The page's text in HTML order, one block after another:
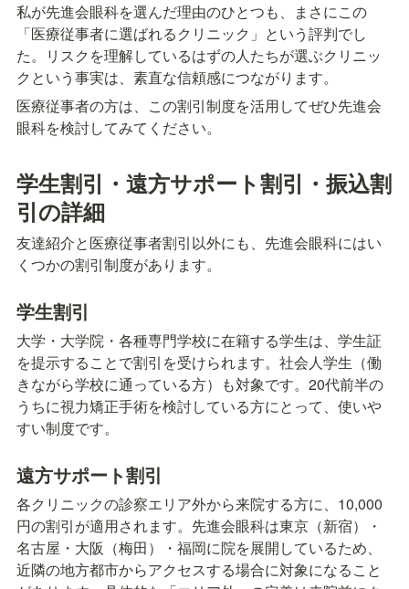
私が先進会眼科を選んだ理由のひとつも、まさにこの
「医療従事者に選ばれるクリニック」という評判でし
た。リスクを理解しているはずの人たちが選ぶクリニッ
クという事実は、素直な信頼感につながります。
医療従事者の方は、この割引制度を活用してぜひ先進会
眼科を検討してみてください。
学生割引・遠方サポート割引・振込割
引の詳細
友達紹介と医療従事者割引以外にも、先進会眼科にはい
くつかの割引制度があります。
学生割引
大学・大学院・各種専門学校に在籍する学生は、学生証
を提示することで割引を受けられます。社会人学生（働
きながら学校に通っている方）も対象です。20代前半の
うちに視力矯正手術を検討している方にとって、使いや
すい制度です。
遠方サポート割引
各クリニックの診察エリア外から来院する方に、10,000
円の割引が適用されます。先進会眼科は東京（新宿）・
名古屋・大阪（梅田）・福岡に院を展開しているため、
近隣の地方都市からアクセスする場合に対象になること